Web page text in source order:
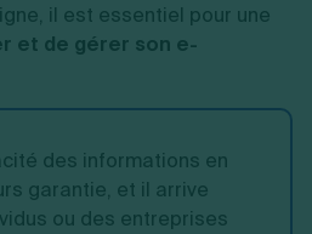
il est essentiel pour une
et de gérer son e-
des informations en
garantie, et il arrive
ou des entreprises